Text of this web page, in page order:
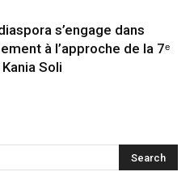
s’engage dans
à l’approche de la 7ᵉ
Soli